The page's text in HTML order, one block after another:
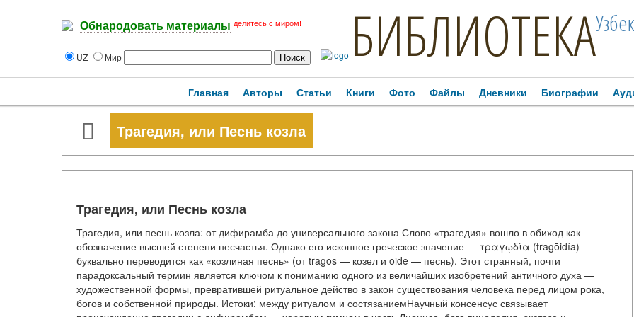
Обнародовать материалы делитесь с миром!
UZ Мир БИБЛИОТЕКА
Главная Авторы Статьи Книги Фото Файлы Дневники Биографии
Трагедия, или Песнь козла
Трагедия, или Песнь козла
Трагедия, или песнь козла: от дифирамба до универсального закона Слово «трагедия» вошло в обиход как
обозначение высшей степени несчастья. Однако его исконное греческое значение — τραγῳδία (tragōidía) —
буквально переводится как «козлиная песнь» (от tragos — козел и ōidē — песнь). Этот странный, почти
парадоксальный термин является ключом к пониманию одного из величайших изобретений античного духа —
художественной формы, превратившей ритуальное действо в закон существования человека перед лицом рока,
богов и собственной природы. Истоки: между ритуалом и состязаниемНаучный консенсус связывает